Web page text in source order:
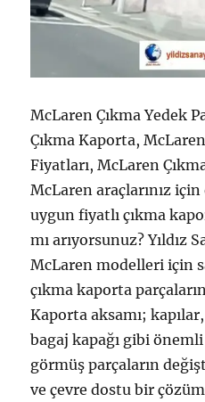
McLaren Çıkma Yedek
Çıkma Kaporta,
Fiyatları, McLaren
McLaren araçlarınız
uygun fiyatlı çıkma
mı arıyorsunuz? Yıldız
McLaren modelleri için
çıkma kaporta
Kaporta aksamı;
bagaj kapağı gibi
görmüş parçaların
ve çevre dostu bir